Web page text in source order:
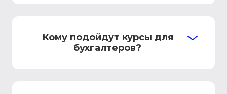
Кому подойдут курсы для
бухгалтеров?